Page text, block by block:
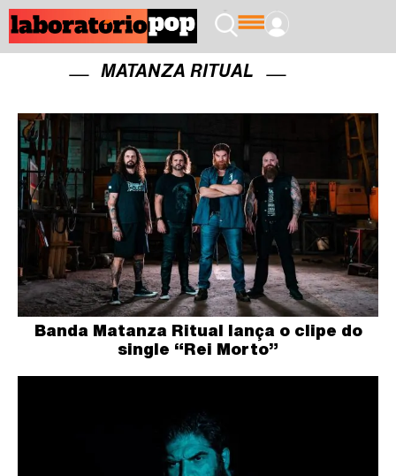
MATANZA RITUAL
Banda Matanza Ritual lança o clipe do
single “Rei Morto”